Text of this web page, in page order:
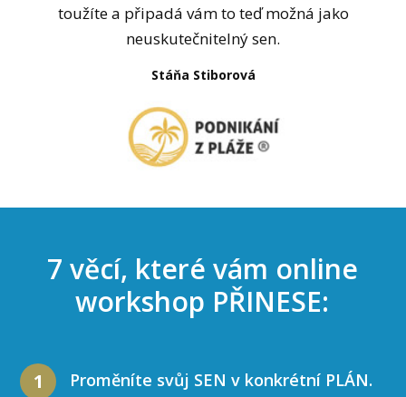
toužíte a připadá vám to teď možná jako
neuskutečnitelný sen.
Stáňa Stiborová
7 věcí, které vám online
workshop PŘINESE:
1 Proměníte svůj SEN v konkrétní PLÁN.